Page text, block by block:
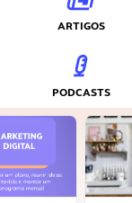
ARTIGOS
PODCASTS